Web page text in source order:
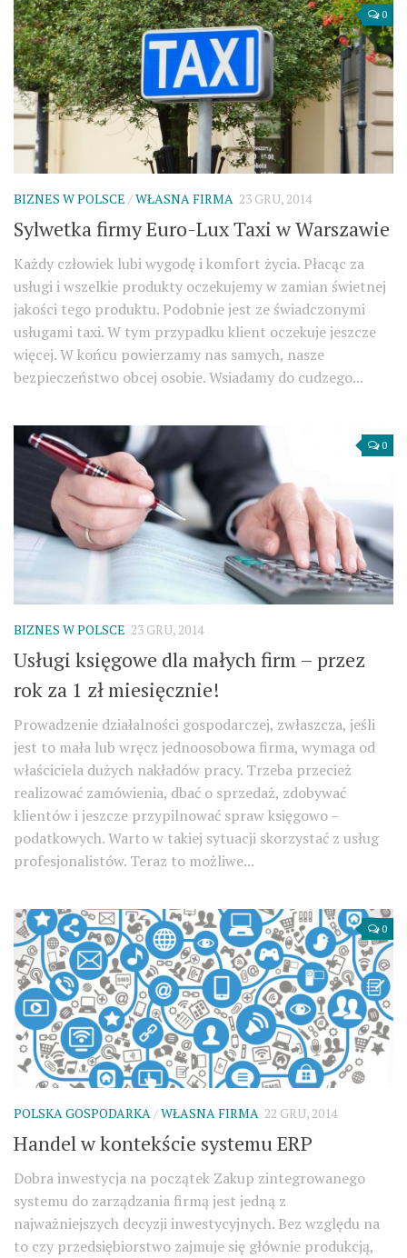
0
BIZNES W POLSCE /WŁASNA FIRMA 23 GRU, 2014
Sylwetka firmy Euro-Lux Taxi w Warszawie
Każdy człowiek lubi wygodę i komfort życia. Płacąc za
usługi i wszelkie produkty oczekujemy w zamian świetnej
jakości tego produktu. Podobnie jest ze świadczonymi
usługami taxi. W tym przypadku klient oczekuje jeszcze
więcej. W końcu powierzamy nas samych, nasze
bezpieczeństwo obcej osobie. Wsiadamy do cudzego...
0
BIZNES W POLSCE 23 GRU, 2014
Usługi księgowe dla małych firm – przez
rok za 1 zł miesięcznie!
Prowadzenie działalności gospodarczej, zwłaszcza, jeśli
jest to mała lub wręcz jednoosobowa firma, wymaga od
właściciela dużych nakładów pracy. Trzeba przecież
realizować zamówienia, dbać o sprzedaż, zdobywać
klientów i jeszcze przypilnować spraw księgowo –
podatkowych. Warto w takiej sytuacji skorzystać z usług
profesjonalistów. Teraz to możliwe...
0
POLSKA GOSPODARKA/WŁASNA FIRMA 22 GRU, 2014
Handel w kontekście systemu ERP
Dobra inwestycja na początek Zakup zintegrowanego
systemu do zarządzania firmą jest jedną z
najważniejszych decyzji inwestycyjnych. Bez względu na
to czy przedsiębiorstwo zajmuje się głównie produkcją,